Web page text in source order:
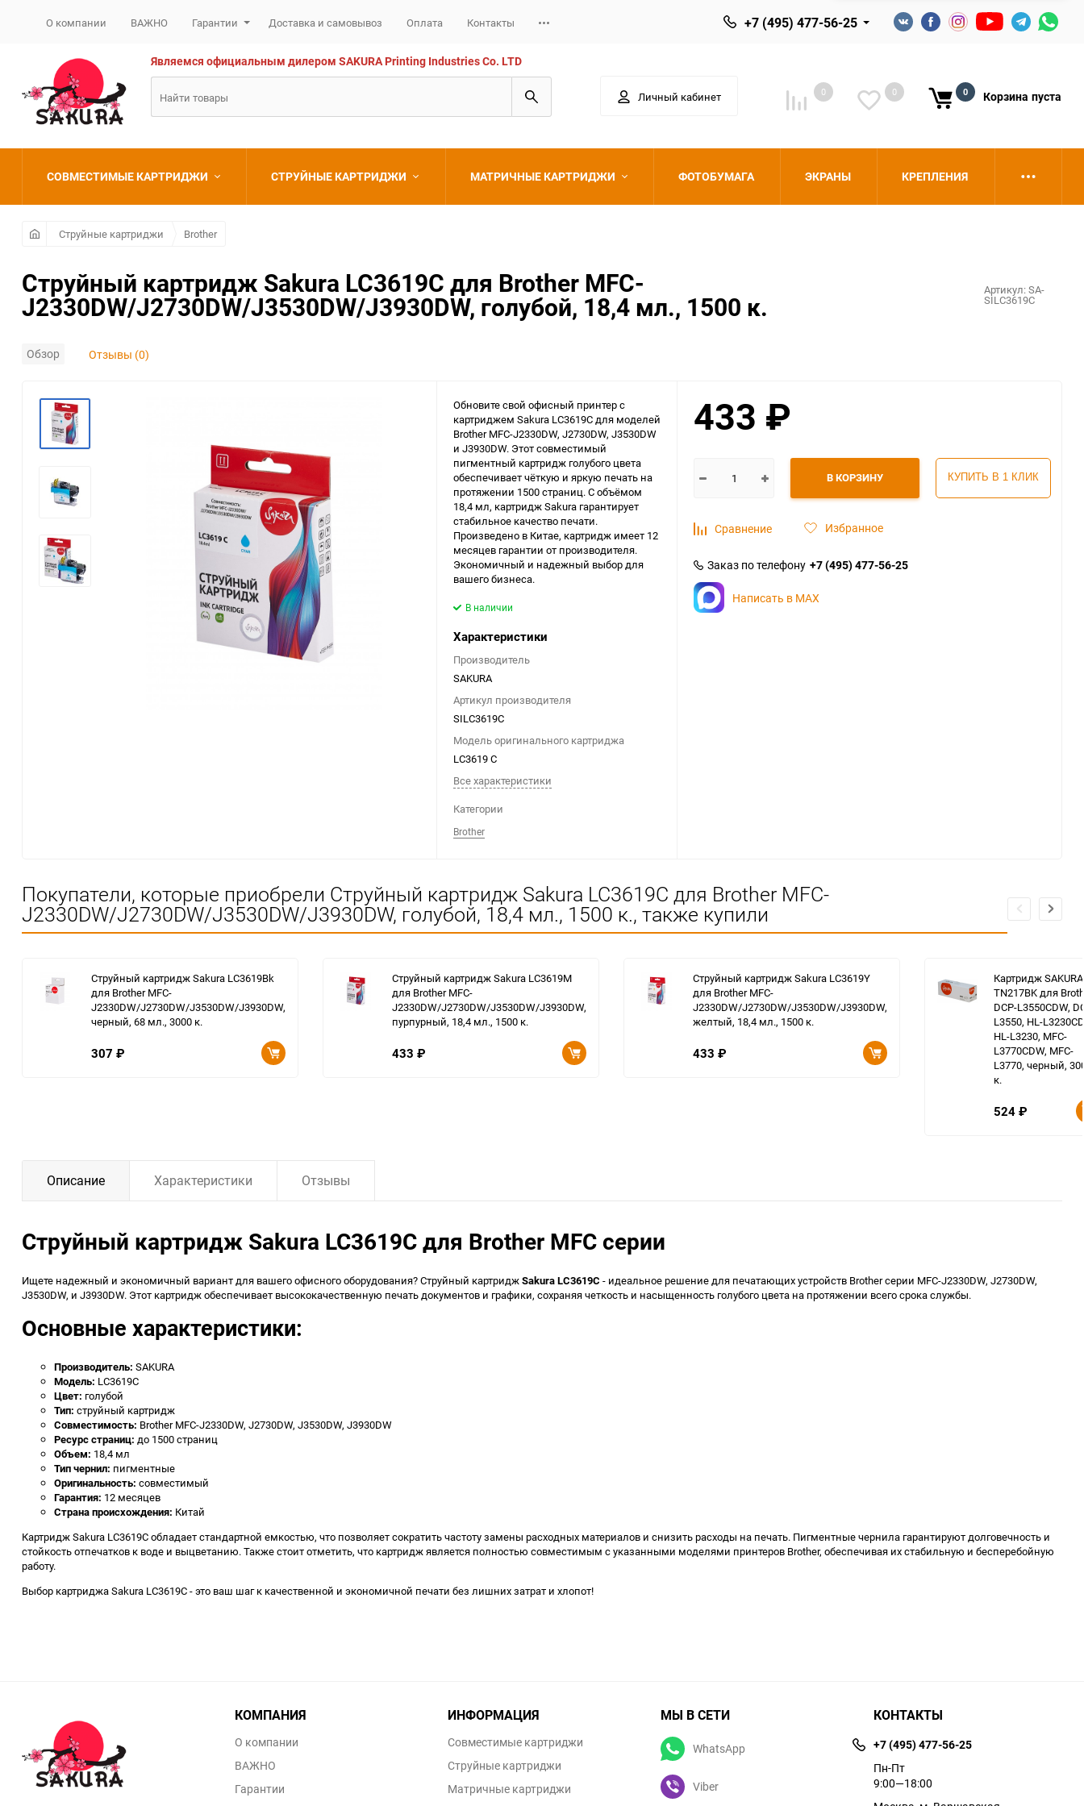
О компании ВАЖНО Гарантии Доставка и самовывоз Оплата Контакты +7 (495) 477-56-25
Являемся официальным дилером SAKURA Printing Industries Co. LTD
Личный кабинет 0 0 0 Корзина пуста
Brother
Epson
HP
Kyocera Mita
OKI
Panasonic
Pantum
СОВМЕСТИМЫЕ КАРТРИДЖИ
Canon
Epson
СТРУЙНЫЕ КАРТРИДЖИ МАТРИЧНЫЕ КАРТРИДЖИ ФОТОБУМАГА ЭКРАНЫ КРЕПЛЕНИЯ
Струйные картриджи Brother
Струйный картридж Sakura LC3619C для Brother MFC-
J2330DW/J2730DW/J3530DW/J3930DW, голубой, 18,4 мл., 1500 к.
Артикул:SA-
SILC3619C
Обзор Отзывы (0)
Обновите свой офисный принтер с
картриджем Sakura LC3619C для моделей
Brother MFC-J2330DW, J2730DW, J3530DW
и J3930DW. Этот совместимый
пигментный картридж голубого цвета
обеспечивает чёткую и яркую печать на
протяжении 1500 страниц. С объёмом
18,4 мл, картридж Sakura гарантирует
стабильное качество печати.
Произведено в Китае, картридж имеет 12
месяцев гарантии от производителя.
Экономичный и надежный выбор для
вашего бизнеса.
В наличии
Характеристики
Производитель
SAKURA
Артикул производителя
SILC3619C
Модель оригинального картриджа
LC3619 C
Все характеристики
Категории
Brother
433 ₽
В КОРЗИНУ КУПИТЬ В 1 КЛИК
Сравнение Избранное
Заказ по телефону +7 (495) 477-56-25
Написать в MAX
Покупатели, которые приобрели Струйный картридж Sakura LC3619C для Brother MFC-
J2330DW/J2730DW/J3530DW/J3930DW, голубой, 18,4 мл., 1500 к., также купили
Струйный картридж Sakura LC3619Bk
для Brother MFC-
J2330DW/J2730DW/J3530DW/J3930DW,
черный, 68 мл., 3000 к.
307 ₽
Струйный картридж Sakura LC3619M
для Brother MFC-
J2330DW/J2730DW/J3530DW/J3930DW,
пурпурный, 18,4 мл., 1500 к.
433 ₽
Струйный картридж Sakura LC3619Y
для Brother MFC-
J2330DW/J2730DW/J3530DW/J3930DW,
желтый, 18,4 мл., 1500 к.
433 ₽
Картридж SAKURA
TN217BK для
DCP-L3550CDW,
L3550, HL-
HL-L3230, MFC-
L3770CDW, MFC-
L3770, черный,
к.
524 ₽
Описание Характеристики Отзывы
Струйный картридж Sakura LC3619C для Brother MFC серии
Ищете надежный и экономичный вариант для вашего офисного оборудования? Струйный картриджSakura LC3619C - идеальное решение для печатающих устройств Brother серии MFC-J2330DW, J2730DW,
J3530DW, и J3930DW. Этот картридж обеспечивает высококачественную печать документов и графики, сохраняя четкость и насыщенность голубого цвета на протяжении всего срока службы.
Основные характеристики:
Производитель: SAKURA
Модель: LC3619C
Цвет: голубой
Тип: струйный картридж
Совместимость: Brother MFC-J2330DW, J2730DW, J3530DW, J3930DW
Ресурс страниц: до 1500 страниц
Объем: 18,4 мл
Тип чернил: пигментные
Оригинальность: совместимый
Гарантия: 12 месяцев
Страна происхождения: Китай
Картридж Sakura LC3619C обладает стандартной емкостью, что позволяет сократить частоту замены расходных материалов и снизить расходы на печать. Пигментные чернила гарантируют долговечность и
стойкость отпечатков к воде и выцветанию. Также стоит отметить, что картридж является полностью совместимым с указанными моделями принтеров Brother, обеспечивая их стабильную и бесперебойную
работу.
Выбор картриджа Sakura LC3619C - это ваш шаг к качественной и экономичной печати без лишних затрат и хлопот!
КОМПАНИЯ
О компании
ВАЖНО
Гарантии
ИНФОРМАЦИЯ
Совместимые картриджи
Струйные картриджи
Матричные картриджи
МЫ В СЕТИ
WhatsApp
Viber
КОНТАКТЫ
+7 (495) 477-56-25
Пн-Пт
9:00—18:00